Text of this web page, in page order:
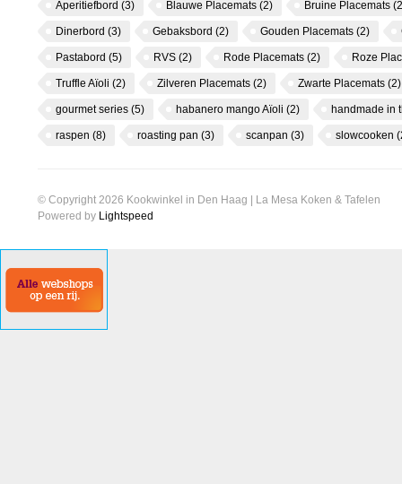
Aperitiefbord (3) Blauwe Placemats (2) Bruine Placemats
Dinerbord (3) Gebaksbord (2) Gouden Placemats (2)
Pastabord (5) RVS (2) Rode Placemats (2) Roze
Truffle Aïoli (2) Zilveren Placemats (2) Zwarte Placemats (2)
gourmet series (5) habanero mango Aïoli (2) handmade in
raspen (8) roasting pan (3) scanpan (3) slowcooken
© Copyright 2026 Kookwinkel in Den Haag | La Mesa Koken & Tafelen
Powered by Lightspeed